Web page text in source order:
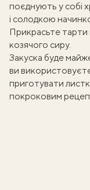
поєднують у собі
і солодкою
Прикрасьте тарти
козячого сиру.
Закуска буде
ви
приготувати
покроковим